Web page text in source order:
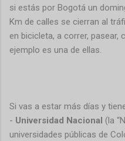
si estás por Bogotá un
Km de calles se cierran al
en bicicleta, a correr, pasear,
ejemplo es una de ellas.
Si vas a estar más días y
- Universidad Nacional (la
universidades públicas de